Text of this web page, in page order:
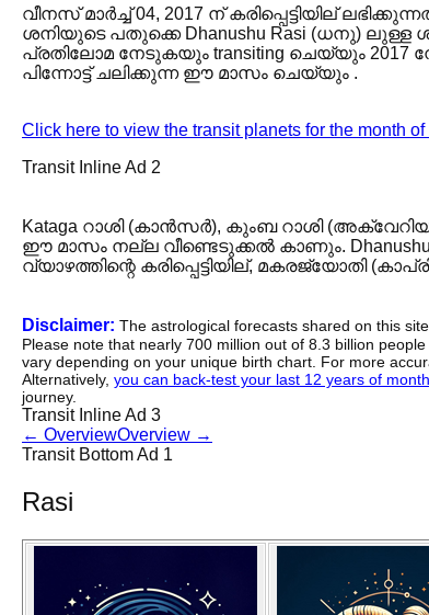
വീനസ് മാർച്ച് 04, 2017 ന് കരിപ്പെട്ടിയില്
ശനിയുടെ പതുക്കെ Dhanushu Rasi (ധനു) ലുള്ള
പ്രതിലോമ നേടുകയും transiting ചെയ്യും 2017
പിന്നോട്ട് ചലിക്കുന്ന ഈ മാസം ചെയ്യും .
Click here to view the transit planets for the month
Transit Inline Ad 2
Kataga റാശി (കാൻസർ), കുംബ റാശി
ഈ മാസം നല്ല വീണ്ടെടുക്കൽ കാണും. Dhanushu
വ്യാഴത്തിന്റെ കരിപ്പെട്ടിയില്, മകരജ്യോതി
Disclaimer: The astrological forecasts shared on this
Please note that nearly 700 million out of 8.3 billion
vary depending on your unique birth chart. For more
Alternatively, you can back-test your last 12 years of
journey.
Transit Inline Ad 3
← OverviewOverview →
Transit Bottom Ad 1
Rasi